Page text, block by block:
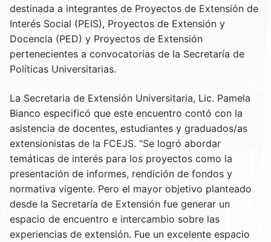
destinada a integrantes de Proyectos de Extensión de
Interés Social (PEIS), Proyectos de Extensión y
Docencia (PED) y Proyectos de Extensión
pertenecientes a convocatorias de la Secretaría de
Políticas Universitarias.
La Secretaria de Extensión Universitaria, Lic. Pamela
Bianco especificó que este encuentro contó con la
asistencia de docentes, estudiantes y graduados/as
extensionistas de la FCEJS. “Se logró abordar
temáticas de interés para los proyectos como la
presentación de informes, rendición de fondos y
normativa vigente. Pero el mayor objetivo planteado
desde la Secretaría de Extensión fue generar un
espacio de encuentro e intercambio sobre las
experiencias de extensión. Fue un excelente espacio